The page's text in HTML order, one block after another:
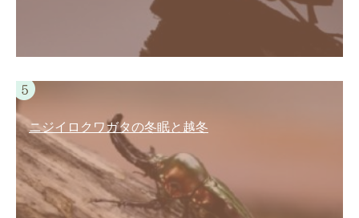
ニジイロクワガタの冬眠と越冬